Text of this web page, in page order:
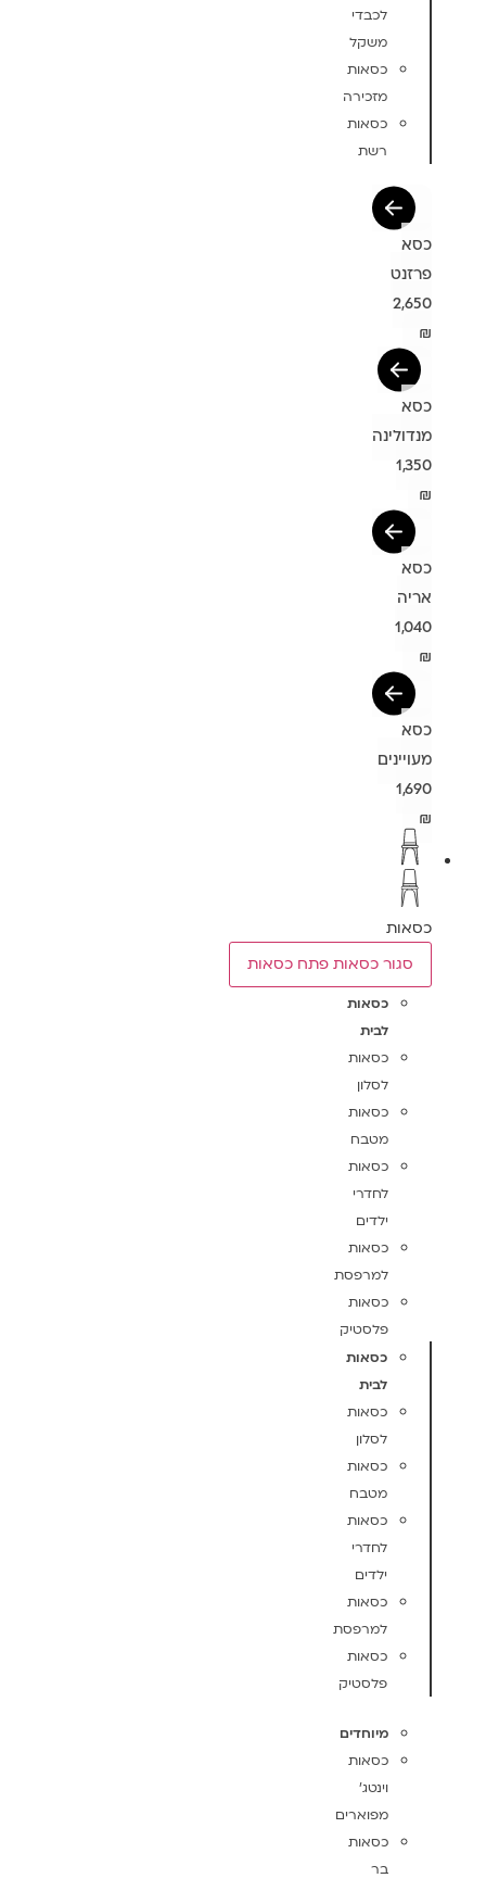
לכבדי
משקל
כסאות
מזכירה
כסאות
רשת
כסא
פרזנט
2,650
₪
כסא
מנדולינה
1,350
₪
כסא
אריה
1,040
₪
כסא
מעויינים
1,690
₪
כסאות
סגור כסאות פתח כסאות
כסאות
לבית
כסאות
לסלון
כסאות
מטבח
כסאות
לחדרי
ילדים
כסאות
למרפסת
כסאות
פלסטיק
כסאות
לבית
כסאות
לסלון
כסאות
מטבח
כסאות
לחדרי
ילדים
כסאות
למרפסת
כסאות
פלסטיק
מיוחדים
כסאות
וינטג'
מפוארים
כסאות
בר